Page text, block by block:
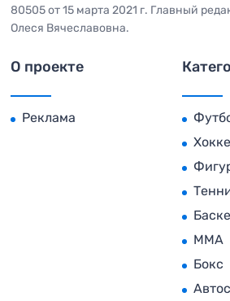
80505 от 15 марта 2021 г. Главный
Олеся Вячеславовна.
О проекте
Реклама
MMA
Бокс